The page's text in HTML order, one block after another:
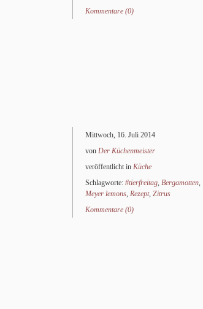
Kommentare (0)
Mittwoch, 16. Juli 2014
von Der Küchenmeister
veröffentlicht in Küche
Schlagworte: #tierfreitag, Bergamotten,
Meyer lemons, Rezept, Zitrus
Kommentare (0)